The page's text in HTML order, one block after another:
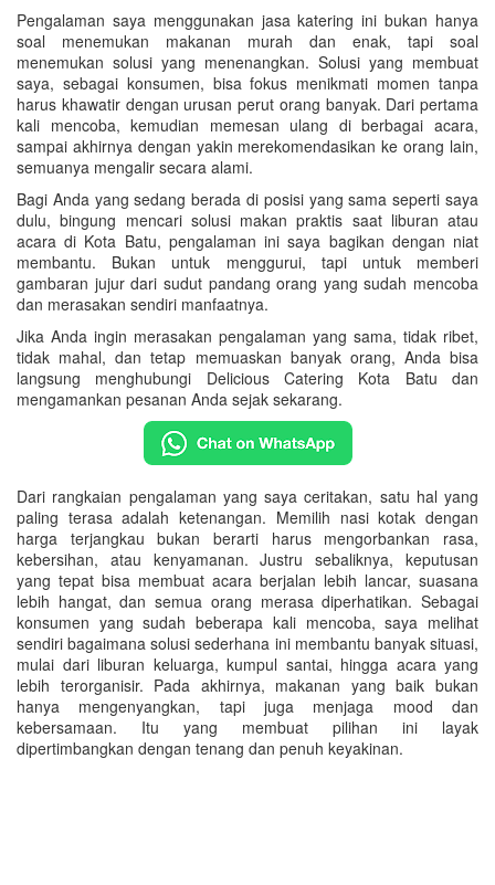
Pengalaman saya menggunakan jasa katering ini bukan hanya
soal menemukan makanan murah dan enak, tapi soal
menemukan solusi yang menenangkan. Solusi yang membuat
saya, sebagai konsumen, bisa fokus menikmati momen tanpa
harus khawatir dengan urusan perut orang banyak. Dari pertama
kali mencoba, kemudian memesan ulang di berbagai acara,
sampai akhirnya dengan yakin merekomendasikan ke orang lain,
semuanya mengalir secara alami.
Bagi Anda yang sedang berada di posisi yang sama seperti saya
dulu, bingung mencari solusi makan praktis saat liburan atau
acara di Kota Batu, pengalaman ini saya bagikan dengan niat
membantu. Bukan untuk menggurui, tapi untuk memberi
gambaran jujur dari sudut pandang orang yang sudah mencoba
dan merasakan sendiri manfaatnya.
Jika Anda ingin merasakan pengalaman yang sama, tidak ribet,
tidak mahal, dan tetap memuaskan banyak orang, Anda bisa
langsung menghubungi Delicious Catering Kota Batu dan
mengamankan pesanan Anda sejak sekarang.
Dari rangkaian pengalaman yang saya ceritakan, satu hal yang
paling terasa adalah ketenangan. Memilih nasi kotak dengan
harga terjangkau bukan berarti harus mengorbankan rasa,
kebersihan, atau kenyamanan. Justru sebaliknya, keputusan
yang tepat bisa membuat acara berjalan lebih lancar, suasana
lebih hangat, dan semua orang merasa diperhatikan. Sebagai
konsumen yang sudah beberapa kali mencoba, saya melihat
sendiri bagaimana solusi sederhana ini membantu banyak situasi,
mulai dari liburan keluarga, kumpul santai, hingga acara yang
lebih terorganisir. Pada akhirnya, makanan yang baik bukan
hanya mengenyangkan, tapi juga menjaga mood dan
kebersamaan. Itu yang membuat pilihan ini layak
dipertimbangkan dengan tenang dan penuh keyakinan.